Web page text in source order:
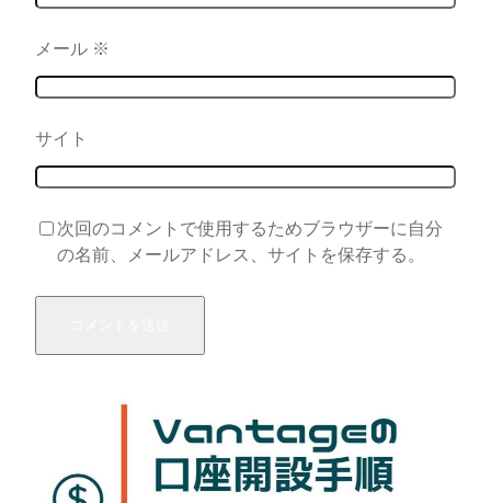
メール ※
サイト
次回のコメントで使用するためブラウザーに自分
の名前、メールアドレス、サイトを保存する。